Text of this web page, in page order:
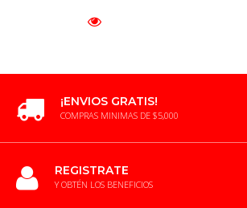
¡ENVIOS GRATIS!
COMPRAS MINIMAS DE $5,000
REGISTRATE
Y OBTÉN LOS BENEFICIOS